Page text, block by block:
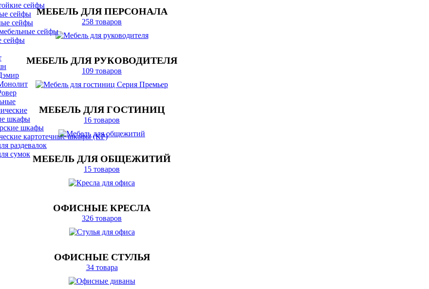
сейфы
сейфы
сейфы
сейфы
сейфы
шкафы
шкафы
картотечные шкафы (КР)
раздевалок
сумок
МЕБЕЛЬ ДЛЯ ПЕРСОНАЛА
258 товаров
МЕБЕЛЬ ДЛЯ РУКОВОДИТЕЛЯ
109 товаров
МЕБЕЛЬ ДЛЯ ГОСТИНИЦ
16 товаров
МЕБЕЛЬ ДЛЯ ОБЩЕЖИТИЙ
15 товаров
ОФИСНЫЕ КРЕСЛА
326 товаров
ОФИСНЫЕ СТУЛЬЯ
34 товара